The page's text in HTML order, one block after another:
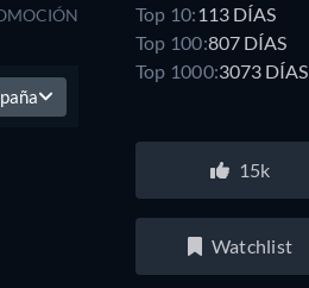
Top 10: 113 DÍAS
Top 100:807 DÍAS
Top 1000:3073 DÍAS
15k
Watchlist